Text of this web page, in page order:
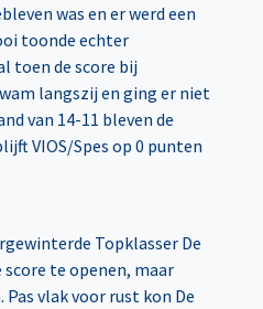
was en er werd een
toonde echter
toen de score bij
langszij en ging er niet
van 14-11 bleven de
VIOS/Spes op 0 punten
Topklasser De
te openen, maar
vlak voor rust kon De